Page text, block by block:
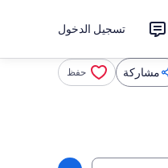
تسجيل الدخول
مشاركة حفظ